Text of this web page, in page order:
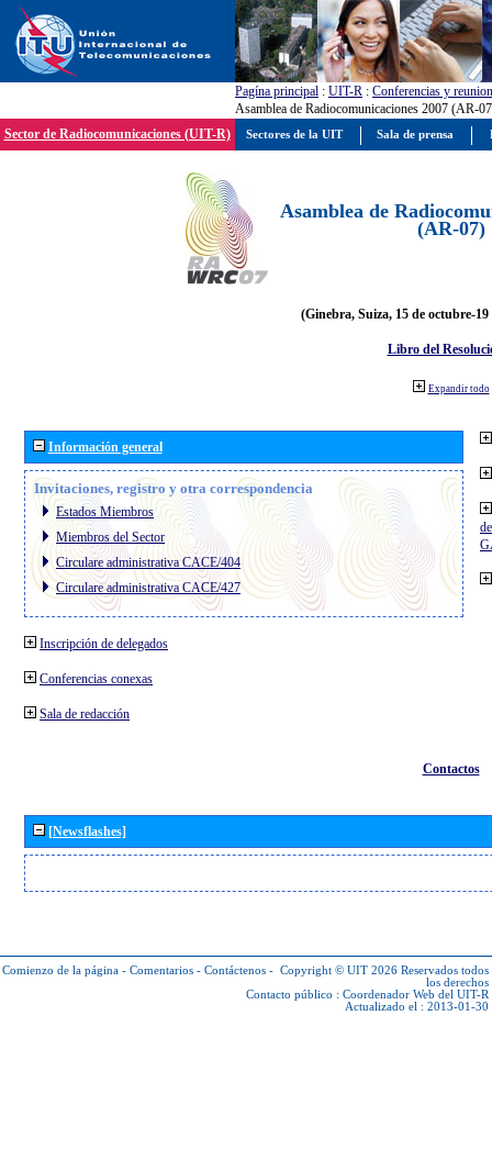
Pagína principal : UIT-R : Conferencias y
Asamblea de Radiocomunicaciones 2007 (AR-
Sector de Radiocomunicaciones (UIT-R)
Asamblea de
(AR-07)
(Ginebra, Suiza, 15 de octubre-19
Libro del
Expandir todo
Información general
Invitaciones, registro y otra correspondencia
Estados Miembros
Miembros del Sector
Circulare administrativa CACE/404
Circulare administrativa CACE/427
Inscripción de delegados
Conferencias conexas
Sala de redacción
Contactos
[Newsflashes]
Comienzo de la página - Comentarios - Contáctenos - Copyright © UIT 2026 Reservados todos
los derechos
Contacto público : Coordenador Web del UIT-R
Actualizado el : 2013-01-30
Sectores de la UIT Sala de prensa